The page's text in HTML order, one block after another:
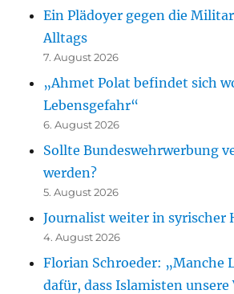
Ein Plädoyer gegen die
Alltags
7. August 2026
„Ahmet Polat befindet sich
Lebensgefahr“
6. August 2026
Sollte Bundeswehrwerbung
werden?
5. August 2026
Journalist weiter in syrischer
4. August 2026
Florian Schroeder: „Manche
dafür, dass Islamisten unsere